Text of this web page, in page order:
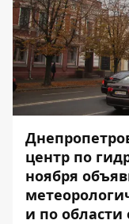
центр по
ноября
и по